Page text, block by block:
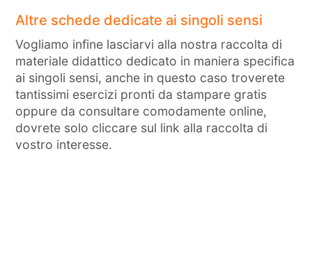
Altre schede dedicate ai singoli sensi
Vogliamo infine lasciarvi alla nostra raccolta di
materiale didattico dedicato in maniera specifica
ai singoli sensi, anche in questo caso troverete
tantissimi esercizi pronti da stampare gratis
oppure da consultare comodamente online,
dovrete solo cliccare sul link alla raccolta di
vostro interesse.